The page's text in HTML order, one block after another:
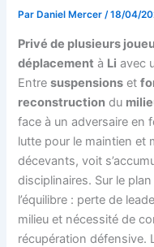
Par Daniel Mercer/18/04/
Privé de plusieurs
déplacement à Li avec
Entresuspensions et
reconstruction du
face à un adversaire en
lutte pour le maintien et
décevants, voit
disciplinaires. Sur le
l’équilibre : perte de
milieu et nécessité de
récupération défensive.